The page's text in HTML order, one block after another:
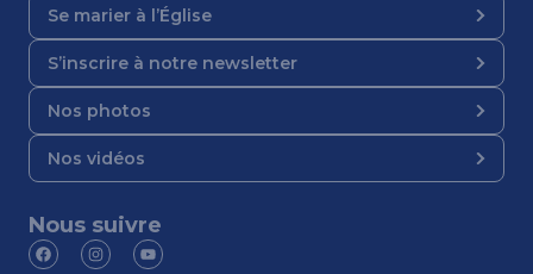
Se marier à l’Église
S’inscrire à notre newsletter
Nos photos
Nos vidéos
Nous suivre